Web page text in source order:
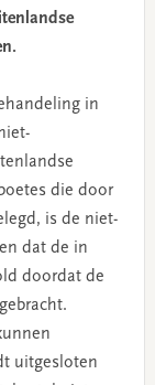
in
die door
is de niet-
dat de in
doordat de
uitgesloten